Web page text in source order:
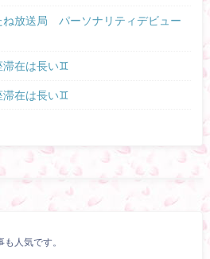
ね放送局 パーソナリティデビュー
在は長い♊
在は長い♊
人気です。